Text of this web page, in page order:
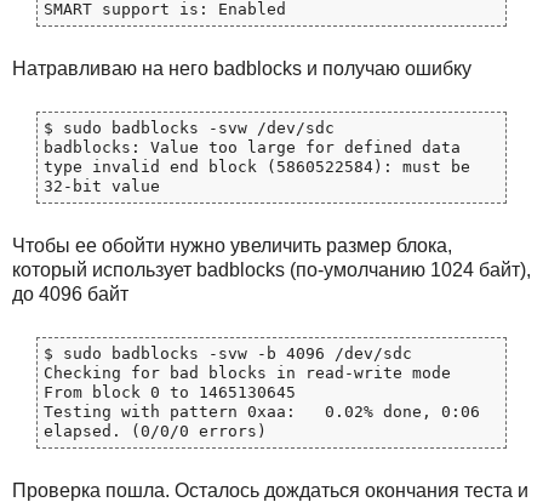
Натравливаю на него badblocks и получаю ошибку
$ sudo badblocks -svw /dev/sdc
badblocks: Value too large for defined data
type invalid end block (5860522584): must be
Чтобы ее обойти нужно увеличить размер блока,
который использует badblocks (по-умолчанию 1024 байт),
до 4096 байт
$ sudo badblocks -svw -b 4096 /dev/sdc
Checking for bad blocks in read-write mode
From block 0 to 1465130645
Testing with pattern 0xaa:   0.02% done, 0:06
Проверка пошла. Осталось дождаться окончания теста и